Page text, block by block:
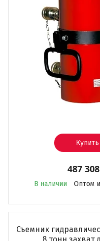
Купить
487
В наличии Оптом
Съемник